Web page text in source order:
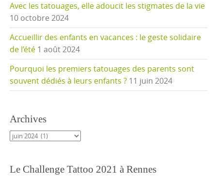
Avec les tatouages, elle adoucit les stigmates de la vie
10 octobre 2024
Accueillir des enfants en vacances : le geste solidaire
de l’été 1 août 2024
Pourquoi les premiers tatouages des parents sont
souvent dédiés à leurs enfants ? 11 juin 2024
Archives
Archives
Le Challenge Tattoo 2021 à Rennes